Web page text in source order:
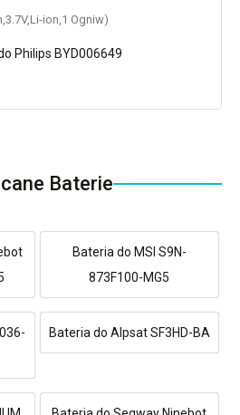
ion,1 Ogniw)
Philips BYD006649
Baterie
Bateria do MSI S9N-
873F100-MG5
Bateria do Alpsat SF3HD-BA